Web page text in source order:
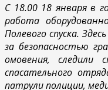
С 18.00 18 января в
работа
Полевого спуска.
за безопасностью
омовения, следили
спасательного
патрули полиции,